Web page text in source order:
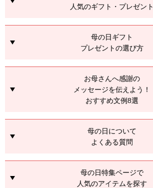
人気のギフト・プレゼント
母の日ギフト
プレゼントの選び方
お母さんへ感謝の
メッセージを伝えよう！
おすすめ文例8選
母の日について
よくある質問
母の日特集ページで
人気のアイテムを探す